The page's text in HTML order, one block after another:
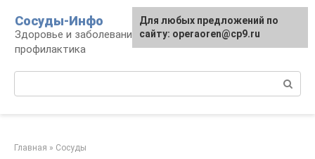
контенту
Сосуды-Инфо
Здоровье и заболевания сосудов и сердца,
профилактика
Главная » Сосуды
Для любых предложений по
сайту: operaoren@cp9.ru